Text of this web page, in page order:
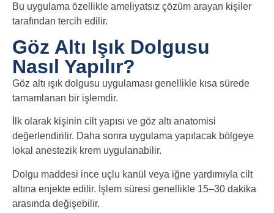
Bu uygulama özellikle ameliyatsız çözüm arayan kişiler
tarafından tercih edilir.
Göz Altı Işık Dolgusu
Nasıl Yapılır?
Göz altı ışık dolgusu uygulaması genellikle kısa sürede
tamamlanan bir işlemdir.
İlk olarak kişinin cilt yapısı ve göz altı anatomisi
değerlendirilir. Daha sonra uygulama yapılacak bölgeye
lokal anestezik krem uygulanabilir.
Dolgu maddesi ince uçlu kanül veya iğne yardımıyla cilt
altına enjekte edilir. İşlem süresi genellikle 15–30 dakika
arasında değişebilir.